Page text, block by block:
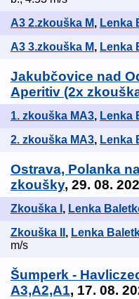
A3 2.zkouška M, Lenka
A3 3.zkouška M, Lenka
Jakubčovice nad
Aperitiv (2x
1. zkouška MA3, Lenka
2. zkouška MA3, Lenka
Ostrava, Polanka
zkoušky, 29. 08.
Zkouška I , Lenka
Zkouška II , Lenka
m/s
Šumperk -
A3,A2,A1, 17. 08.